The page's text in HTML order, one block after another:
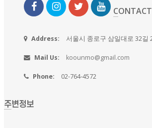
CONTACT
Address: 서울시 종로구 삼일대로 32길
Mail Us: koounmo@gmail.com
Phone: 02-764-4572
주변정보